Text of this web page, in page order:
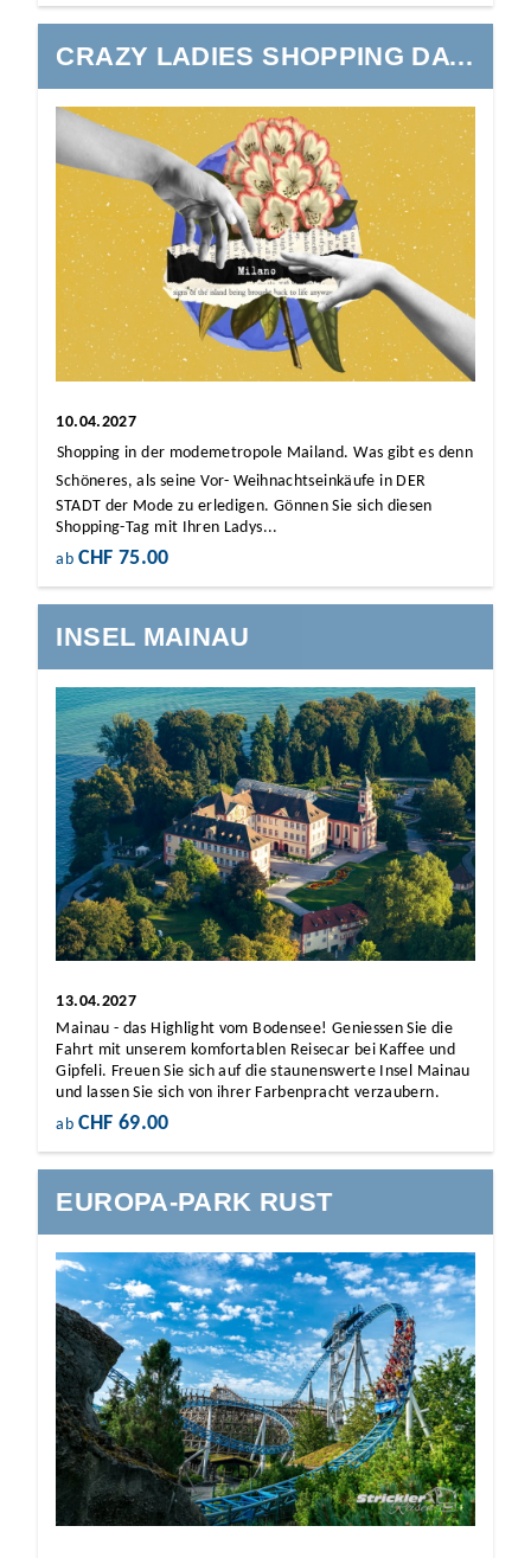
CRAZY LADIES SHOPPING DAY MILANO
10.04.2027
Shopping in der modemetropole Mailand. Was gibt es denn
Schöneres, als seine Vor- Weihnachtseinkäufe in DER
STADT der Mode zu erledigen. Gönnen Sie sich diesen
Shopping-Tag mit Ihren Ladys...
ab CHF 75.00
INSEL MAINAU
13.04.2027
Mainau - das Highlight vom Bodensee! Geniessen Sie die
Fahrt mit unserem komfortablen Reisecar bei Kaffee und
Gipfeli. Freuen Sie sich auf die staunenswerte Insel Mainau
und lassen Sie sich von ihrer Farbenpracht verzaubern.
ab CHF 69.00
EUROPA-PARK RUST